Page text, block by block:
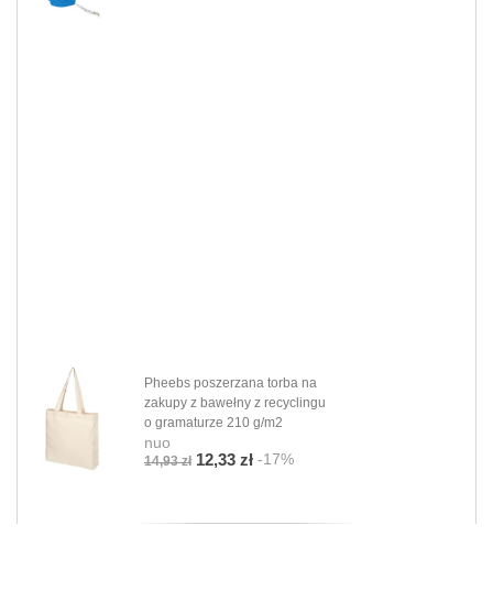
Pheebs poszerzana torba na
zakupy z bawełny z recyclingu
o gramaturze 210 g/m2
nuo
14,93 zł 12,33 zł -17%